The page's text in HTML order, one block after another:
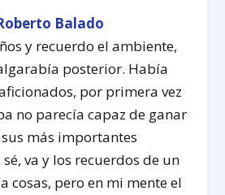
y recuerdo el ambiente,
posterior. Había
por primera vez
no parecía capaz de ganar
más importantes
va y los recuerdos de un
cosas, pero en mi mente el